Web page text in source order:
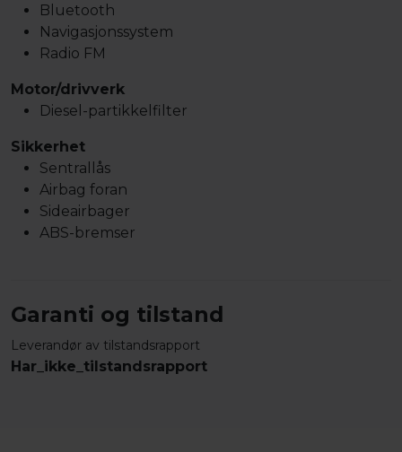
Bluetooth
Navigasjonssystem
Radio FM
Motor/drivverk
Diesel-partikkelfilter
Sikkerhet
Sentrallås
Airbag foran
Sideairbager
ABS-bremser
Garanti og tilstand
Leverandør av tilstandsrapport
Har_ikke_tilstandsrapport